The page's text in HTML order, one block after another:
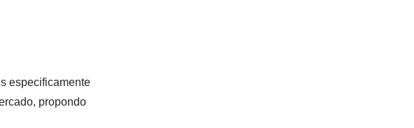
especificamente
propondo